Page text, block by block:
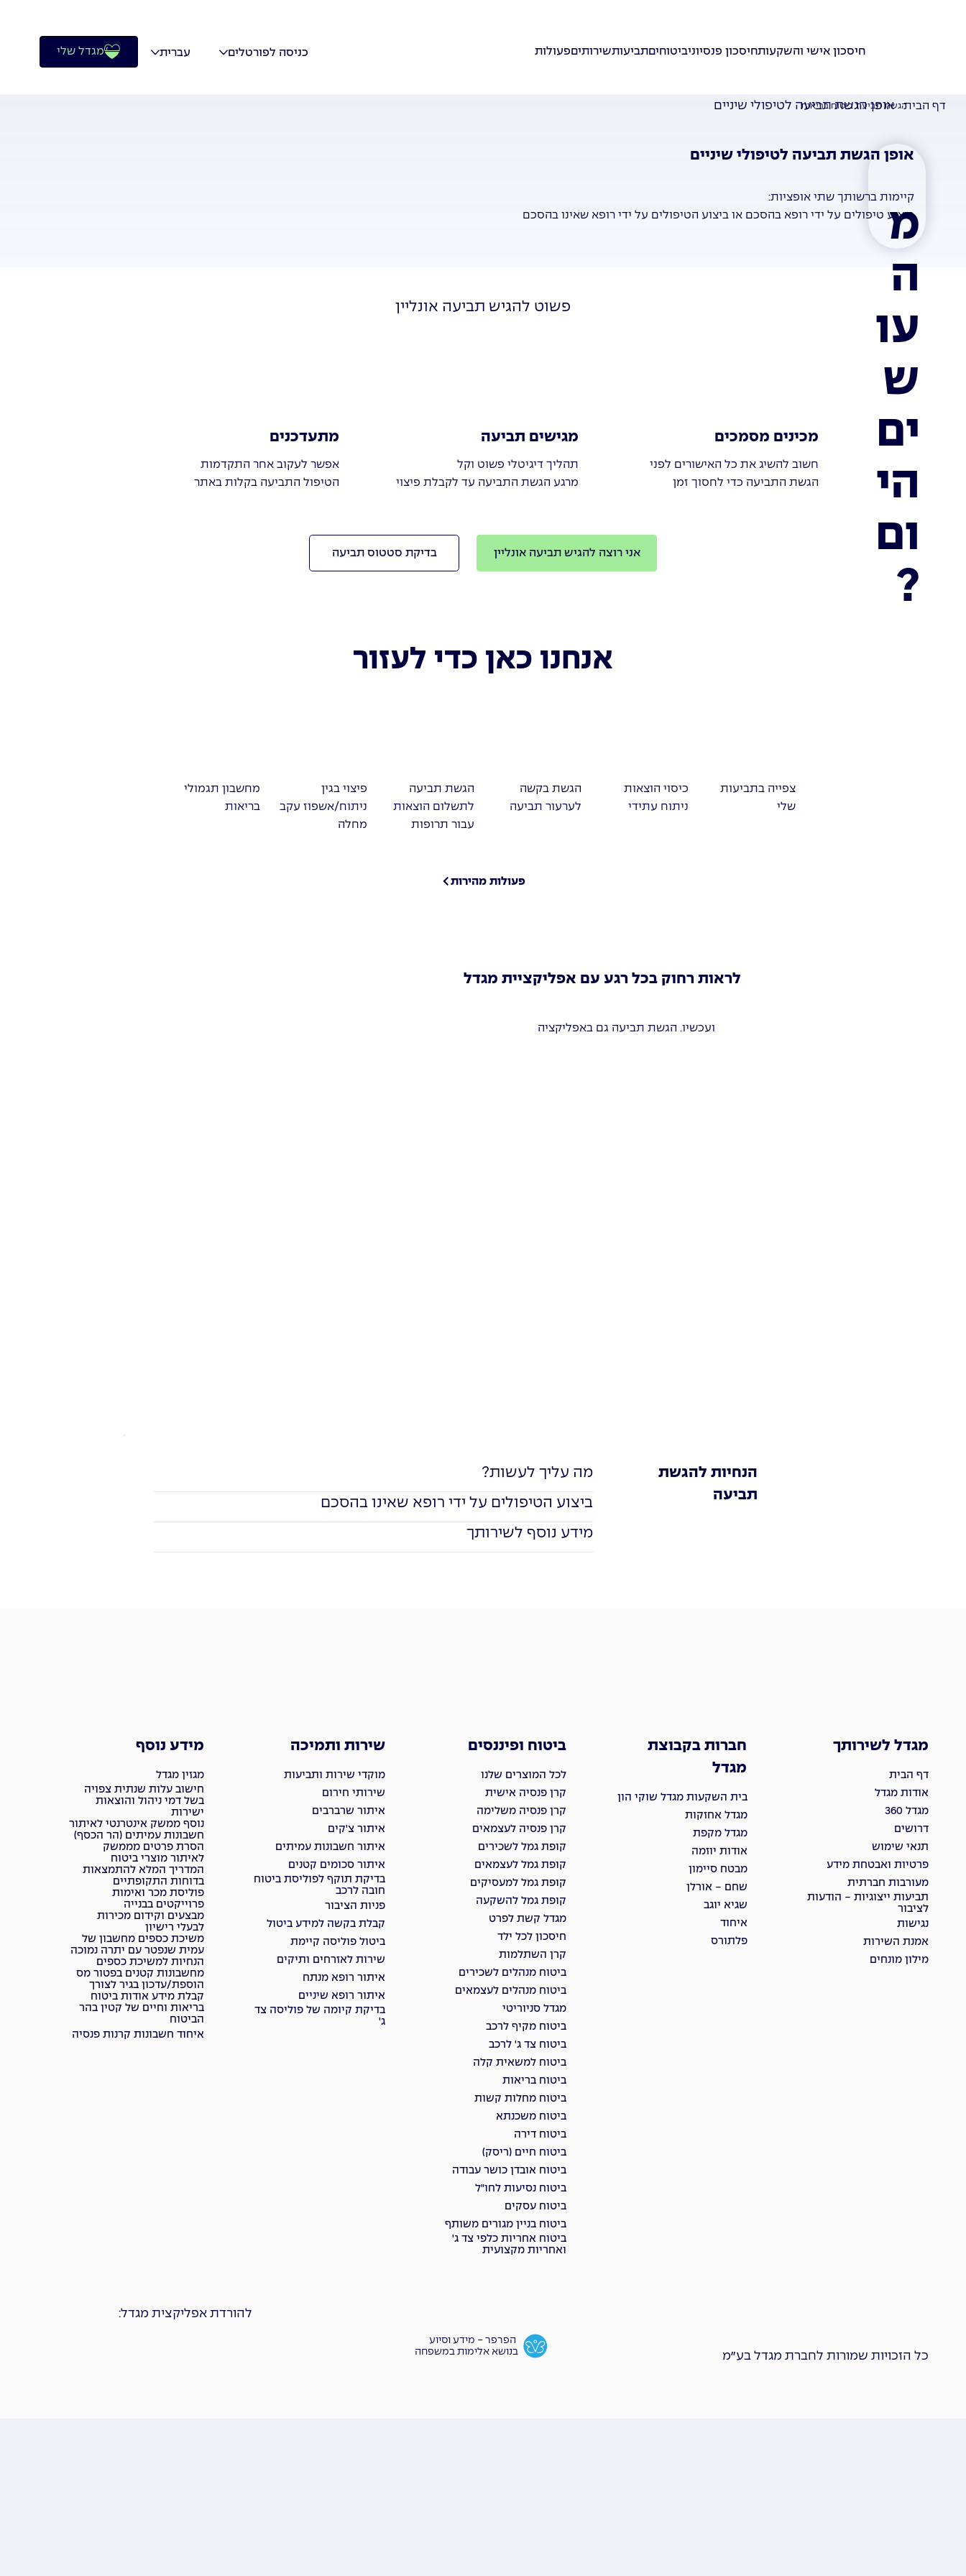
חיסכון אישי והשקעותחיסכון פנסיוניביטוחיםתביעותשירותיםפעולות כניסה לפורטלים עברית מגדל שלי
דף הביתהגשת תביעת ביטוח בריאות
אופן הגשת תביעה לטיפולי שיניים
אופן הגשת תביעה לטיפולי שיניים
קיימות ברשותך שתי אופציות:
ביצוע טיפולים על ידי רופא בהסכם או ביצוע הטיפולים על ידי רופא שאינו בהסכם
פשוט להגיש תביעה אונליין
מכינים מסמכים
חשוב להשיג את כל האישורים לפני
הגשת התביעה כדי לחסוך זמן
מגישים תביעה
תהליך דיגיטלי פשוט וקל
מרגע הגשת התביעה עד לקבלת פיצוי
מתעדכנים
אפשר לעקוב אחר התקדמות
הטיפול התביעה בקלות באתר
אני רוצה להגיש תביעה אונליין בדיקת סטטוס תביעה
אנחנו כאן כדי לעזור
צפייה בתביעות
שלי
כיסוי הוצאות
ניתוח עתידי
הגשת בקשה
לערעור תביעה
הגשת תביעה
לתשלום הוצאות
עבור תרופות
פיצוי בגין
ניתוח/אשפוז עקב
מחלה
מחשבון תגמולי
בריאות
פעולות מהירות
לראות רחוק בכל רגע עם אפליקציית מגדל
ועכשיו. הגשת תביעה גם באפליקציה
הנחיות להגשת
תביעה
מה עליך לעשות?
ביצוע הטיפולים על ידי רופא שאינו בהסכם
מידע נוסף לשירותך
מגדל לשירותך
דף הבית
אודות מגדל
מגדל 360
דרושים
תנאי שימוש
פרטיות ואבטחת מידע
מעורבות חברתית
תביעות ייצוגיות - הודעות
לציבור
נגישות
אמנת השירות
מילון מונחים
חברות בקבוצת
מגדל
בית השקעות מגדל שוקי הון
מגדל אחזקות
מגדל מקפת
אודות יוזמה
מבטח סיימון
שחם - אורלן
שגיא יוגב
איחוד
פלתורס
ביטוח ופיננסים
לכל המוצרים שלנו
קרן פנסיה אישית
קרן פנסיה משלימה
קרן פנסיה לעצמאים
קופת גמל לשכירים
קופת גמל לעצמאים
קופת גמל למעסיקים
קופת גמל להשקעה
מגדל קשת לפרט
חיסכון לכל ילד
קרן השתלמות
ביטוח מנהלים לשכירים
ביטוח מנהלים לעצמאים
מגדל סניוריטי
ביטוח מקיף לרכב
ביטוח צד ג' לרכב
ביטוח למשאית קלה
ביטוח בריאות
ביטוח מחלות קשות
ביטוח משכנתא
ביטוח דירה
ביטוח חיים (ריסק)
ביטוח אובדן כושר עבודה
ביטוח נסיעות לחו"ל
ביטוח עסקים
ביטוח בניין מגורים משותף
ביטוח אחריות כלפי צד ג'
ואחריות מקצועית
שירות ותמיכה
מוקדי שירות ותביעות
שירותי חירום
איתור שרברבים
איתור צ'קים
איתור חשבונות עמיתים
איתור סכומים קטנים
בדיקת תוקף לפוליסת ביטוח
חובה לרכב
פניות הציבור
קבלת בקשה למידע ביטול
ביטול פוליסה קיימת
שירות לאזרחים ותיקים
איתור רופא מנתח
איתור רופא שיניים
בדיקת קיומה של פוליסה צד
ג'
מידע נוסף
מגזין מגדל
חישוב עלות שנתית צפויה
בשל דמי ניהול והוצאות
ישירות
נוסף ממשק אינטרנטי לאיתור
חשבונות עמיתים (הר הכסף)
הסרת פרטים מממשק
לאיתור מוצרי ביטוח
המדריך המלא להתמצאות
בדוחות התקופתיים
פוליסת מכר ואימות
פרוייקטים בבנייה
מבצעים וקידום מכירות
לבעלי רישיון
משיכת כספים מחשבון של
עמית שנפטר עם יתרה נמוכה
הנחיות למשיכת כספים
מחשבונות קטנים בפטור מס
הוספת/עדכון בגיר לצורך
קבלת מידע אודות ביטוח
בריאות וחיים של קטין בהר
הביטוח
איחוד חשבונות קרנות פנסיה
כל הזכויות שמורות לחברת מגדל בע״מ
הפרפר - מידע וסיוע
בנושא אלימות במשפחה
להורדת אפליקצית מגדל:
מ
ה
עו
ש
ים
הי
ום
?